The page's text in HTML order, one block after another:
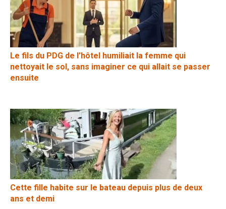
Le fils du PDG de l’hôtel humiliait la femme qui
nettoyait le sol, sans imaginer ce qui allait se passer
ensuite
Cette fille habite sur le bateau depuis plus de deux
ans et demi